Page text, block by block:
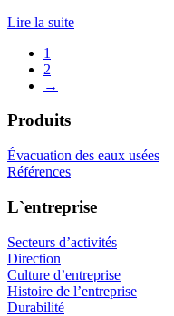
Lire la suite
1
2
→
Produits
Évacuation des eaux usées
Références
L`entreprise
Secteurs d’activités
Direction
Culture d’entreprise
Histoire de l’entreprise
Durabilité